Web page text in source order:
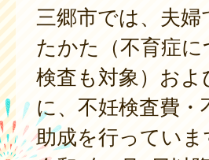
三郷市では、夫
たかた（不育症
検査も対象）お
に、不妊検査費
助成を行っていま